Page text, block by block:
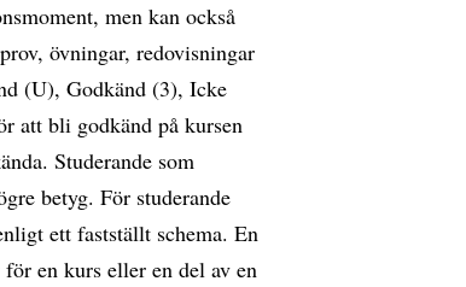
men kan också
övningar, redovisningar
(U), Godkänd (3), Icke
att bli godkänd på kursen
Studerande som
betyg. För studerande
ett fastställt schema. En
en kurs eller en del av en